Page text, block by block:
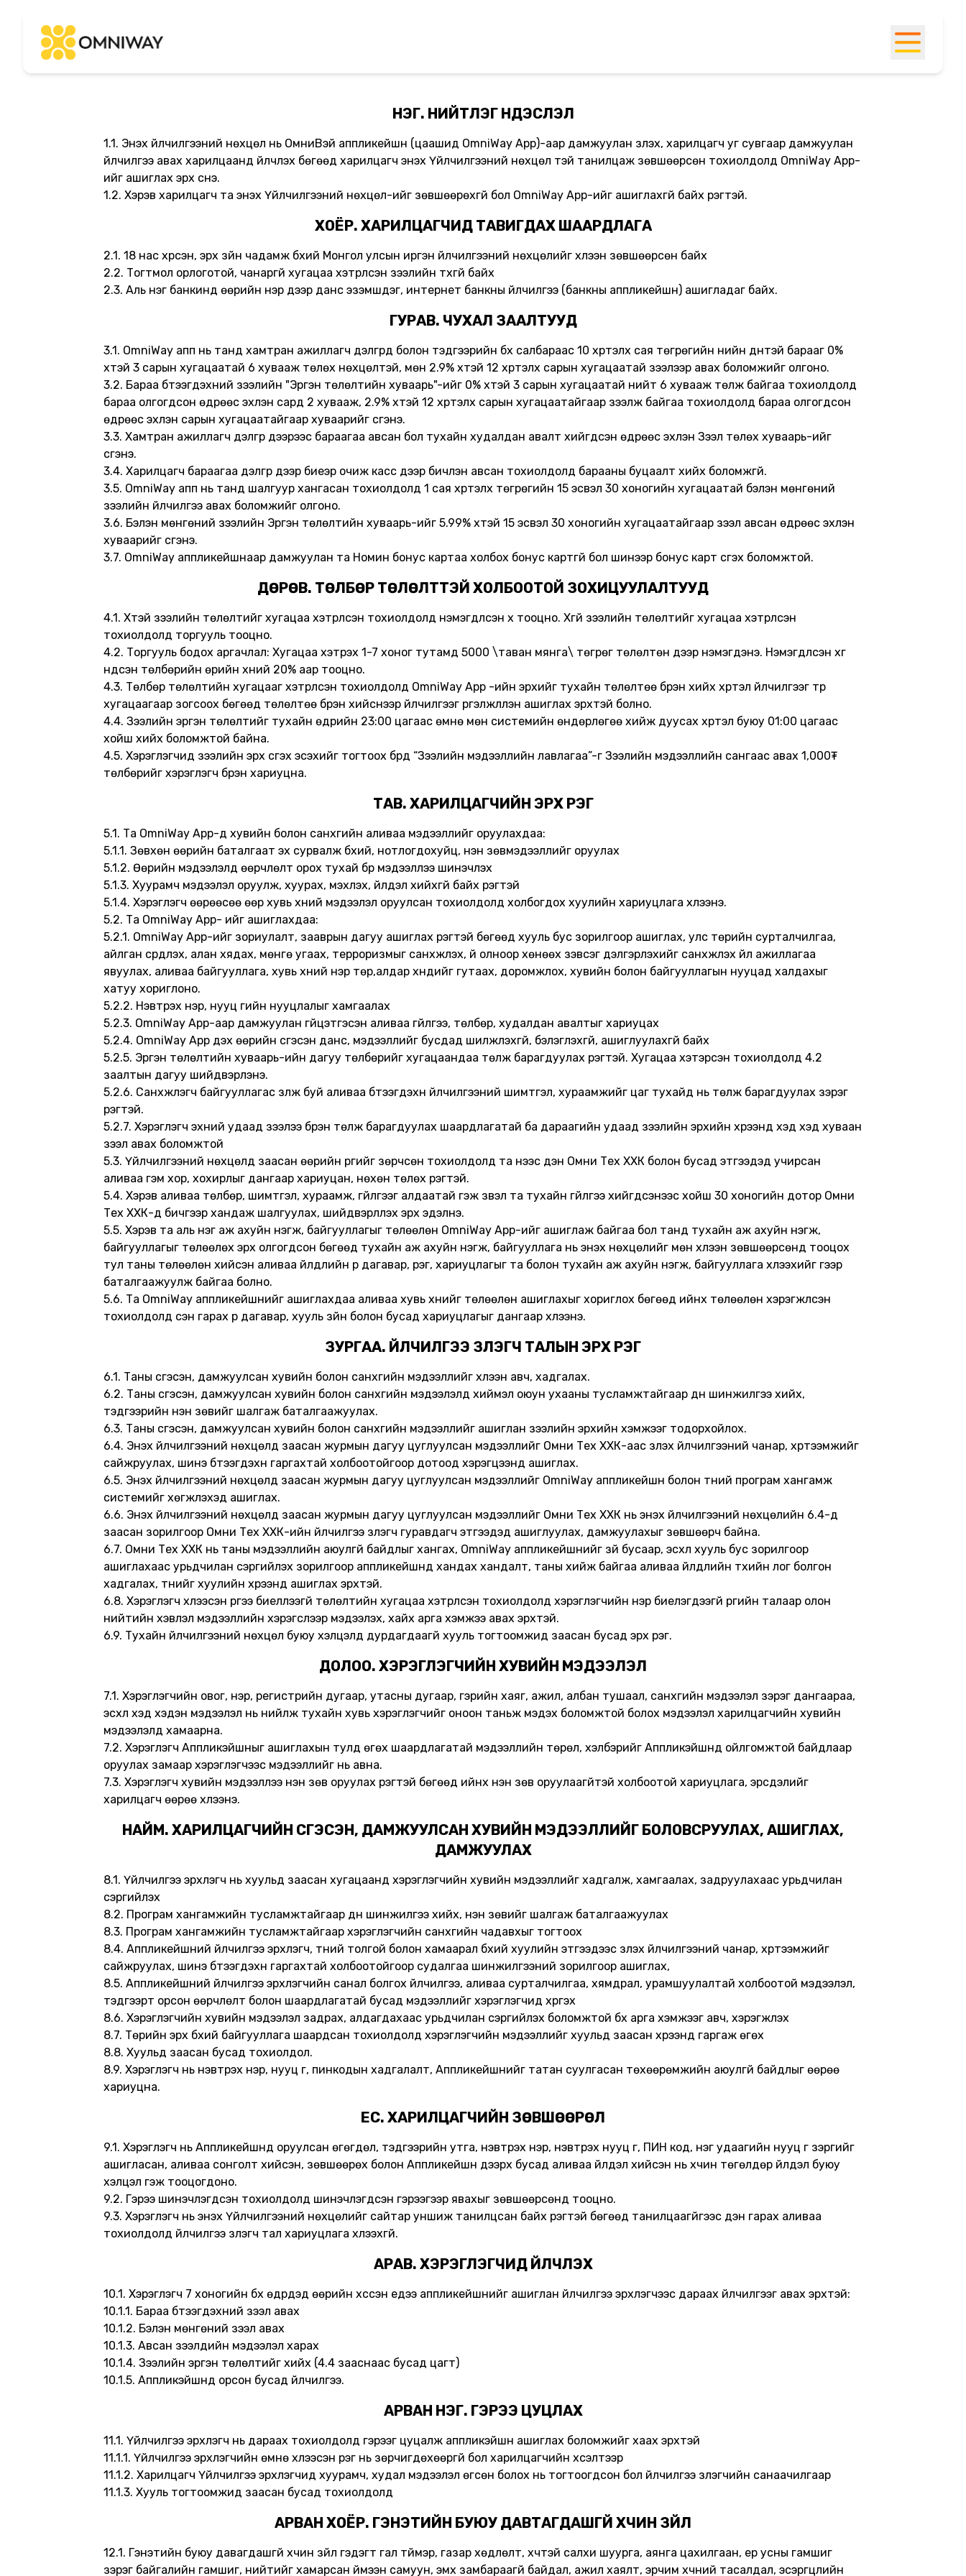
НЭГ. НИЙТЛЭГ ҮНДЭСЛЭЛ
1.1. Энэхүү үйлчилгээний нөхцөл нь ОмниВэй аппликейшн (цаашид OmniWay App)-аар дамжуулан үзүүлэх, харилцагч уг сувгаар дамжуулан
үйлчилгээ авах харилцаанд үйлчлэх бөгөөд харилцагч энэхүү Үйлчилгээний нөхцөл тэй танилцаж зөвшөөрсөн тохиолдолд OmniWay App-
ийг ашиглах эрх үүснэ.
1.2. Хэрэв харилцагч та энэхүү Үйлчилгээний нөхцөл-ийг зөвшөөрөхгүй бол OmniWay App-ийг ашиглахгүй байх үүрэгтэй.
ХОЁР. ХАРИЛЦАГЧИД ТАВИГДАХ ШААРДЛАГА
2.1. 18 нас хүрсэн, эрх зүйн чадамж бүхий Монгол улсын иргэн үйлчилгээний нөхцөлийг хүлээн зөвшөөрсөн байх
2.2. Тогтмол орлоготой, чанаргүй хугацаа хэтрүүлсэн зээлийн түүхгүй байх
2.3. Аль нэг банкинд өөрийн нэр дээр данс эзэмшдэг, интернет банкны үйлчилгээ (банкны аппликейшн) ашигладаг байх.
ГУРАВ. ЧУХАЛ ЗААЛТУУД
3.1. OmniWay апп нь танд хамтран ажиллагч дэлгүүрүүд болон тэдгээрийн бүх салбараас 10 хүртэлх сая төгрөгийн үнийн дүнтэй барааг 0%
хүүтэй 3 сарын хугацаатай 6 хувааж төлөх нөхцөлтэй, мөн 2.9% хүүтэй 12 хүртэлх сарын хугацаатай зээлээр авах боломжийг олгоно.
3.2. Бараа бүтээгдэхүүний зээлийн "Эргэн төлөлтийн хуваарь"-ийг 0% хүүтэй 3 сарын хугацаатай нийт 6 хувааж төлж байгаа тохиолдолд
бараа олгогдсон өдрөөс эхлэн сард 2 хувааж, 2.9% хүүтэй 12 хүртэлх сарын хугацаатайгаар зээлж байгаа тохиолдолд бараа олгогдсон
өдрөөс эхлэн сарын хугацаатайгаар хуваарийг үүсгэнэ.
3.3. Хамтран ажиллагч дэлгүүр дээрээс бараагаа авсан бол тухайн худалдан авалт хийгдсэн өдрөөс эхлэн Зээл төлөх хуваарь-ийг
үүсгэнэ.
3.4. Харилцагч бараагаа дэлгүүр дээр биеэр очиж касс дээр бичүүлэн авсан тохиолдолд барааны буцаалт хийх боломжгүй.
3.5. OmniWay апп нь танд шалгуур хангасан тохиолдолд 1 сая хүртэлх төгрөгийн 15 эсвэл 30 хоногийн хугацаатай бэлэн мөнгөний
зээлийн үйлчилгээ авах боломжийг олгоно.
3.6. Бэлэн мөнгөний зээлийн Эргэн төлөлтийн хуваарь-ийг 5.99% хүүтэй 15 эсвэл 30 хоногийн хугацаатайгаар зээл авсан өдрөөс эхлэн
хуваарийг үүсгэнэ.
3.7. OmniWay аппликейшнаар дамжуулан та Номин бонус картаа холбох бонус картгүй бол шинээр бонус карт үүсгэх боломжтой.
ДӨРӨВ. ТӨЛБӨР ТӨЛӨЛТТЭЙ ХОЛБООТОЙ ЗОХИЦУУЛАЛТУУД
4.1. Хүүтэй зээлийн төлөлтийг хугацаа хэтрүүлсэн тохиолдолд нэмэгдүүлсэн хүү тооцно. Хүүгүй зээлийн төлөлтийг хугацаа хэтрүүлсэн
тохиолдолд торгууль тооцно.
4.2. Торгууль бодох аргачлал: Хугацаа хэтрэх 1-7 хоног тутамд 5000 \таван мянга\ төгрөг төлөлтөн дээр нэмэгдэнэ. Нэмэгдүүлсэн хүүг
үндсэн төлбөрийн өрийн хүүний 20% аар тооцно.
4.3. Төлбөр төлөлтийн хугацааг хэтрүүлсэн тохиолдолд OmniWay App -ийн эрхийг тухайн төлөлтөө бүрэн хийх хүртэл үйлчилгээг түр
хугацаагаар зогсоох бөгөөд төлөлтөө бүрэн хийснээр үйлчилгээг үргэлжлүүлэн ашиглах эрхтэй болно.
4.4. Зээлийн эргэн төлөлтийг тухайн өдрийн 23:00 цагаас өмнө мөн системийн өндөрлөгөө хийж дуусах хүртэл буюу 01:00 цагаас
хойш хийх боломжтой байна.
4.5. Хэрэглэгчид зээлийн эрх үүсгэх эсэхийг тогтоох бүрд “Зээлийн мэдээллийн лавлагаа”-г Зээлийн мэдээллийн сангаас авах 1,000₮
төлбөрийг хэрэглэгч бүрэн хариуцна.
ТАВ. ХАРИЛЦАГЧИЙН ЭРХ ҮҮРЭГ
5.1. Та OmniWay App-д хувийн болон санхүүгийн аливаа мэдээллийг оруулахдаа:
5.1.1. Зөвхөн өөрийн баталгаат эх сурвалж бүхий, нотлогдохуйц, үнэн зөвмэдээллийг оруулах
5.1.2. Өөрийн мэдээлэлд өөрчлөлт орох тухай бүр мэдээллээ шинэчлэх
5.1.3. Хуурамч мэдээлэл оруулж, хуурах, мэхлэх, үйлдэл хийхгүй байх үүрэгтэй
5.1.4. Хэрэглэгч өөрөөсөө өөр хувь хүний мэдээлэл оруулсан тохиолдолд холбогдох хуулийн хариуцлага хүлээнэ.
5.2. Та OmniWay App- ийг ашиглахдаа:
5.2.1. OmniWay App-ийг зориулалт, зааврын дагуу ашиглах үүрэгтэй бөгөөд хууль бус зорилгоор ашиглах, улс төрийн сурталчилгаа,
айлган сүрдүүлэх, алан хядах, мөнгө угаах, терроризмыг санхүүжүүлэх, үй олноор хөнөөх зэвсэг дэлгэрүүлэхийг санхүүжүүлэх үйл ажиллагаа
явуулах, аливаа байгууллага, хувь хүний нэр төр,алдар хүндийг гутаах, доромжлох, хувийн болон байгууллагын нууцад халдахыг
хатуу хориглоно.
5.2.2. Нэвтрэх нэр, нууц үгийн нууцлалыг хамгаалах
5.2.3. OmniWay App-аар дамжуулан гүйцэтгэсэн аливаа гүйлгээ, төлбөр, худалдан авалтыг хариуцах
5.2.4. OmniWay App дэх өөрийн үүсгэсэн данс, мэдээллийг бусдад шилжүүлэхгүй, бэлэглэхгүй, ашиглуулахгүй байх
5.2.5. Эргэн төлөлтийн хуваарь-ийн дагуу төлбөрийг хугацаандаа төлж барагдуулах үүрэгтэй. Хугацаа хэтэрсэн тохиолдолд 4.2
заалтын дагуу шийдвэрлэнэ.
5.2.6. Санхүүжүүлэгч байгууллагас үзүүлж буй аливаа бүтээгдэхүүн үйлчилгээний шимтгэл, хураамжийг цаг тухайд нь төлж барагдуулах зэрэг
үүрэгтэй.
5.2.7. Хэрэглэгч эхний удаад зээлээ бүрэн төлж барагдуулах шаардлагатай ба дараагийн удаад зээлийн эрхийн хүрээнд хэд хэд хуваан
зээл авах боломжтой
5.3. Үйлчилгээний нөхцөлд заасан өөрийн үүргийг зөрчсөн тохиолдолд та үүнээс үүдэн Омни Тех ХХК болон бусад этгээдэд учирсан
аливаа гэм хор, хохирлыг дангаар хариуцан, нөхөн төлөх үүрэгтэй.
5.4. Хэрэв аливаа төлбөр, шимтгэл, хураамж, гүйлгээг алдаатай гэж үзвэл та тухайн гүйлгээ хийгдсэнээс хойш 30 хоногийн дотор Омни
Тех ХХК-д бичгээр хандаж шалгуулах, шийдвэрлүүлэх эрх эдэлнэ.
5.5. Хэрэв та аль нэг аж ахуйн нэгж, байгууллагыг төлөөлөн OmniWay App-ийг ашиглаж байгаа бол танд тухайн аж ахуйн нэгж,
байгууллагыг төлөөлөх эрх олгогдсон бөгөөд тухайн аж ахуйн нэгж, байгууллага нь энэхүү нөхцөлийг мөн хүлээн зөвшөөрсөнд тооцох
тул таны төлөөлөн хийсэн аливаа үйлдлийн үр дагавар, үүрэг, хариуцлагыг та болон тухайн аж ахуйн нэгж, байгууллага хүлээхийг үүгээр
баталгаажуулж байгаа болно.
5.6. Та OmniWay аппликейшнийг ашиглахдаа аливаа хувь хүнийг төлөөлөн ашиглахыг хориглох бөгөөд ийнхүү төлөөлөн хэрэгжүүлсэн
тохиолдолд үүсэн гарах үр дагавар, хууль зүйн болон бусад хариуцлагыг дангаар хүлээнэ.
ЗУРГАА. ҮЙЛЧИЛГЭЭ ҮЗҮҮЛЭГЧ ТАЛЫН ЭРХ ҮҮРЭГ
6.1. Таны үүсгэсэн, дамжуулсан хувийн болон санхүүгийн мэдээллийг хүлээн авч, хадгалах.
6.2. Таны үүсгэсэн, дамжуулсан хувийн болон санхүүгийн мэдээлэлд хиймэл оюун ухааны тусламжтайгаар дүн шинжилгээ хийх,
тэдгээрийн үнэн зөвийг шалгаж баталгаажуулах.
6.3. Таны үүсгэсэн, дамжуулсан хувийн болон санхүүгийн мэдээллийг ашиглан зээлийн эрхийн хэмжээг тодорхойлох.
6.4. Энэхүү үйлчилгээний нөхцөлд заасан журмын дагуу цуглуулсан мэдээллийг Омни Тех ХХК-аас үзүүлэх үйлчилгээний чанар, хүртээмжийг
сайжруулах, шинэ бүтээгдэхүүн гаргахтай холбоотойгоор дотоод хэрэгцээнд ашиглах.
6.5. Энэхүү үйлчилгээний нөхцөлд заасан журмын дагуу цуглуулсан мэдээллийг OmniWay аппликейшн болон түүний програм хангамж
системийг хөгжүүлэхэд ашиглах.
6.6. Энэхүү үйлчилгээний нөхцөлд заасан журмын дагуу цуглуулсан мэдээллийг Омни Тех ХХК нь энэхүү үйлчилгээний нөхцөлийн 6.4-д
заасан зорилгоор Омни Тех ХХК-ийн үйлчилгээ үзүүлэгч гуравдагч этгээдэд ашиглуулах, дамжуулахыг зөвшөөрч байна.
6.7. Омни Тех ХХК нь таны мэдээллийн аюулгүй байдлыг хангах, OmniWay аппликейшнийг зүй бусаар, эсхүл хууль бус зорилгоор
ашиглахаас урьдчилан сэргийлэх зорилгоор аппликейшнд хандах хандалт, таны хийж байгаа аливаа үйлдлийн түүхийн лог болгон
хадгалах, түүнийг хуулийн хүрээнд ашиглах эрхтэй.
6.8. Хэрэглэгч хүлээсэн үүргээ биелүүлээгүй төлөлтийн хугацаа хэтрүүлсэн тохиолдолд хэрэглэгчийн нэр биелэгдээгүй үүргийн талаар олон
нийтийн хэвлэл мэдээллийн хэрэгслээр мэдээлэх, хайх арга хэмжээ авах эрхтэй.
6.9. Тухайн үйлчилгээний нөхцөл буюу хэлцэлд дурдагдаагүй хууль тогтоомжид заасан бусад эрх үүрэг.
ДОЛОО. ХЭРЭГЛЭГЧИЙН ХУВИЙН МЭДЭЭЛЭЛ
7.1. Хэрэглэгчийн овог, нэр, регистрийн дугаар, утасны дугаар, гэрийн хаяг, ажил, албан тушаал, санхүүгийн мэдээлэл зэрэг дангаараа,
эсхүл хэд хэдэн мэдээлэл нь нийлж тухайн хувь хэрэглэгчийг оноон таньж мэдэх боломжтой болох мэдээлэл харилцагчийн хувийн
мэдээлэлд хамаарна.
7.2. Хэрэглэгч Аппликэйшныг ашиглахын тулд өгөх шаардлагатай мэдээллийн төрөл, хэлбэрийг Аппликэйшнд ойлгомжтой байдлаар
оруулах замаар хэрэглэгчээс мэдээллийг нь авна.
7.3. Хэрэглэгч хувийн мэдээллээ үнэн зөв оруулах үүрэгтэй бөгөөд ийнхүү үнэн зөв оруулаагүйтэй холбоотой хариуцлага, эрсдэлийг
харилцагч өөрөө хүлээнэ.
НАЙМ. ХАРИЛЦАГЧИЙН ҮҮСГЭСЭН, ДАМЖУУЛСАН ХУВИЙН МЭДЭЭЛЛИЙГ БОЛОВСРУУЛАХ, АШИГЛАХ,
ДАМЖУУЛАХ
8.1. Үйлчилгээ эрхлэгч нь хуульд заасан хугацаанд хэрэглэгчийн хувийн мэдээллийг хадгалж, хамгаалах, задруулахаас урьдчилан
сэргийлэх
8.2. Програм хангамжийн тусламжтайгаар дүн шинжилгээ хийх, үнэн зөвийг шалгаж баталгаажуулах
8.3. Програм хангамжийн тусламжтайгаар хэрэглэгчийн санхүүгийн чадавхыг тогтоох
8.4. Аппликейшний үйлчилгээ эрхлэгч, түүний толгой болон хамаарал бүхий хуулийн этгээдээс үзүүлэх үйлчилгээний чанар, хүртээмжийг
сайжруулах, шинэ бүтээгдэхүүн гаргахтай холбоотойгоор судалгаа шинжилгээний зорилгоор ашиглах,
8.5. Аппликейшний үйлчилгээ эрхлэгчийн санал болгох үйлчилгээ, аливаа сурталчилгаа, хямдрал, урамшуулалтай холбоотой мэдээлэл,
тэдгээрт орсон өөрчлөлт болон шаардлагатай бусад мэдээллийг хэрэглэгчид хүргэх
8.6. Хэрэглэгчийн хувийн мэдээлэл задрах, алдагдахаас урьдчилан сэргийлэх боломжтой бүх арга хэмжээг авч, хэрэгжүүлэх
8.7. Төрийн эрх бүхий байгууллага шаардсан тохиолдолд хэрэглэгчийн мэдээллийг хуульд заасан хүрээнд гаргаж өгөх
8.8. Хуульд заасан бусад тохиолдол.
8.9. Хэрэглэгч нь нэвтрэх нэр, нууц үг, пинкодын хадгалалт, Аппликейшнийг татан суулгасан төхөөрөмжийн аюулгүй байдлыг өөрөө
хариуцна.
ЕС. ХАРИЛЦАГЧИЙН ЗӨВШӨӨРӨЛ
9.1. Хэрэглэгч нь Аппликейшнд оруулсан өгөгдөл, тэдгээрийн утга, нэвтрэх нэр, нэвтрэх нууц үг, ПИН код, нэг удаагийн нууц үг зэргийг
ашигласан, аливаа сонголт хийсэн, зөвшөөрөх болон Аппликейшн дээрх бусад аливаа үйлдэл хийсэн нь хүчин төгөлдөр үйлдэл буюу
хэлцэл гэж тооцогдоно.
9.2. Гэрээ шинэчлэгдсэн тохиолдолд шинэчлэгдсэн гэрээгээр явахыг зөвшөөрсөнд тооцно.
9.3. Хэрэглэгч нь энэхүү Үйлчилгээний нөхцөлийг сайтар уншиж танилцсан байх үүрэгтэй бөгөөд танилцаагүйгээс үүдэн гарах аливаа
тохиолдолд үйлчилгээ үзүүлэгч тал хариуцлага хүлээхгүй.
АРАВ. ХЭРЭГЛЭГЧИД ҮЙЛЧЛЭХ
10.1. Хэрэглэгч 7 хоногийн бүх өдрүүдэд өөрийн хүссэн үедээ аппликейшнийг ашиглан үйлчилгээ эрхлэгчээс дараах үйлчилгээг авах эрхтэй:
10.1.1. Бараа бүтээгдэхүүний зээл авах
10.1.2. Бэлэн мөнгөний зээл авах
10.1.3. Авсан зээлүүдийн мэдээлэл харах
10.1.4. Зээлийн эргэн төлөлтийг хийх (4.4 зааснаас бусад цагт)
10.1.5. Аппликэйшнд орсон бусад үйлчилгээ.
АРВАН НЭГ. ГЭРЭЭ ЦУЦЛАХ
11.1. Үйлчилгээ эрхлэгч нь дараах тохиолдолд гэрээг цуцалж аппликэйшн ашиглах боломжийг хаах эрхтэй
11.1.1. Үйлчилгээ эрхлэгчийн өмнө хүлээсэн үүрэг нь зөрчигдөхөөргүй бол харилцагчийн хүсэлтээр
11.1.2. Харилцагч Үйлчилгээ эрхлэгчид хуурамч, худал мэдээлэл өгсөн болох нь тогтоогдсон бол үйлчилгээ үзүүлэгчийн санаачилгаар
11.1.3. Хууль тогтоомжид заасан бусад тохиолдолд
АРВАН ХОЁР. ГЭНЭТИЙН БУЮУ ДАВТАГДАШГҮЙ ХҮЧИН ЗҮЙЛ
12.1. Гэнэтийн буюу давагдашгүй хүчин зүйл гэдэгт гал түймэр, газар хөдлөлт, хүчтэй салхи шуурга, аянга цахилгаан, үер усны гамшиг
зэрэг байгалийн гамшиг, нийтийг хамарсан үймээн самуун, эмх замбараагүй байдал, ажил хаялт, эрчим хүчний тасалдал, эсэргүүцлийн